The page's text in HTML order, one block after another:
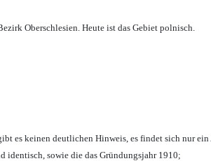
Oberschlesien. Heute ist das Gebiet polnisch.
es keinen deutlichen Hinweis, es findet sich nur
identisch, sowie die das Gründungsjahr 1910;